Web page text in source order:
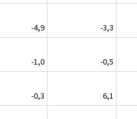
-4,9
-3,3
-1,0
-0,5
-0,3
6,1